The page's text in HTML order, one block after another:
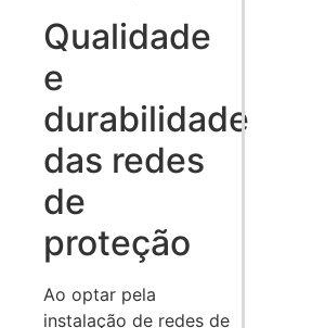
Qualidade
e
durabilidade
das redes
de
proteção
Ao optar pela
instalação de redes de